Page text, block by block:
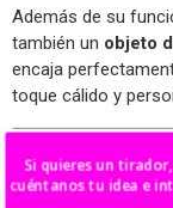
Además de su
también un objeto
encaja
toque cálido y
¿Por
Si quieres un
cuéntanos tu idea e